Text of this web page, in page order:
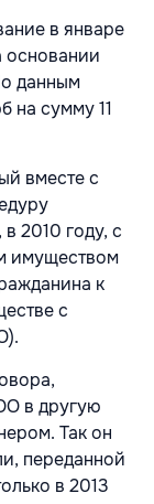
в январе
основании
данным
на сумму 11
вместе с
2010 году, с
имуществом
к
с
в другую
Так он
переданной
в 2013